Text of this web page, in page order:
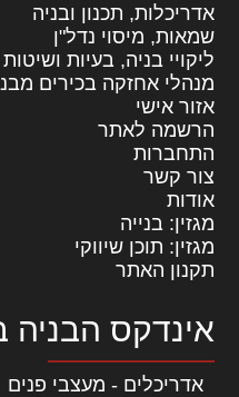
אדריכלות, תכנון ובניה
שמאות, מיסוי נדל"ן
ליקויי בניה, בעיות
מנהלי אחזקה בכירים
אזור אישי
הרשמה לאתר
התחברות
צור קשר
אודות
מגזין: בנייה
מגזין: תוכן שיווקי
תקנון האתר
אינדקס הבניה
אדריכלים - מעצבי פנים